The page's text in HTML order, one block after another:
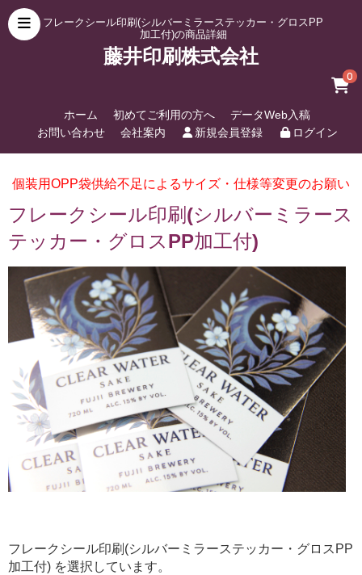
フレークシール印刷(シルバーミラーステッカー・グロスPP
加工付)の商品詳細
藤井印刷株式会社
0
ホーム 初めてご利用の方へ
データWeb入稿
お問い合わせ
会社案内 新規会員登録 ログイン
個装用OPP袋供給不足によるサイズ・仕様等変更のお願い
フレークシール印刷(シルバーミラース
テッカー・グロスPP加工付)
フレークシール印刷(シルバーミラーステッカー・グロスPP
加工付) を選択しています。